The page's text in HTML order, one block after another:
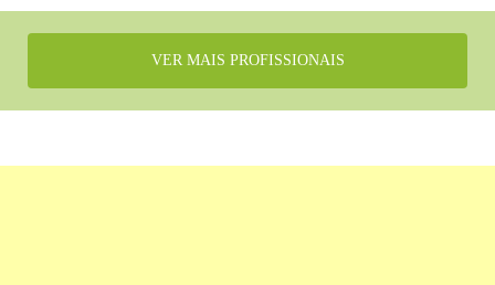
VER MAIS PROFISSIONAIS